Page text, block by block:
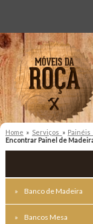
Home » Serviços »
Encontrar Painel de
Banco de Madeira
Bancos Mesa